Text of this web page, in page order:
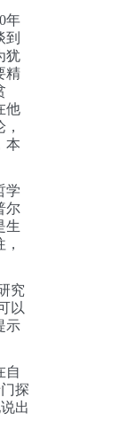
年
到
犹
精
他
本
学
尔
生
究
以
示
自
探
出